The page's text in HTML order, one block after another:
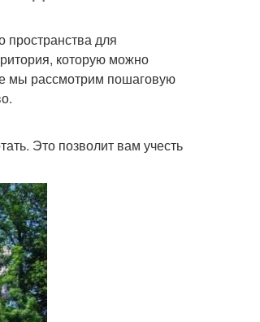
пространства для
которую можно
мы рассмотрим пошаговую
Это позволит вам учесть